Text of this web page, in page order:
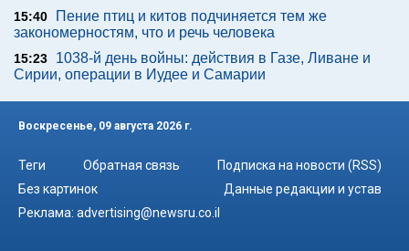
15:40
Пение птиц и китов подчиняется тем же
закономерностям, что и речь человека
15:23
1038-й день войны: действия в Газе, Ливане и
Сирии, операции в Иудее и Самарии
Воскресенье, 09 августа 2026 г.
Теги Обратная связь
Подписка на новости (RSS)
Без картинок
Данные редакции и устав
Реклама: advertising@newsru.co.il